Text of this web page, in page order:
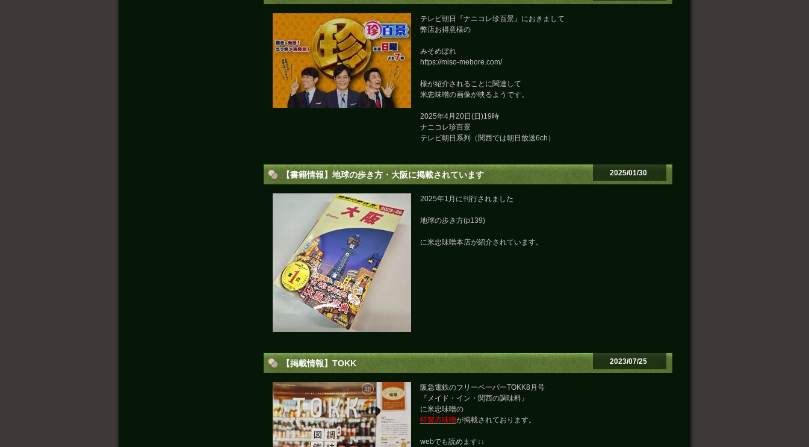
テレビ朝日『ナニコレ珍百景』におきまして
弊店お得意様の
みそめぼれ
https://miso-mebore.com/
様が紹介されることに関連して
米忠味噌の画像が映るようです。
2025年4月20日(日)19時
ナニコレ珍百景
テレビ朝日系列（関西では朝日放送6ch）
【書籍情報】地球の歩き方・大阪に掲載されています 2025/01/30
2025年1月に刊行されました
地球の歩き方(p139)
に米忠味噌本店が紹介されています。
【掲載情報】TOKK 2023/07/25
阪急電鉄のフリーペーパーTOKK8月号
『メイド・イン・関西の調味料』
に米忠味噌の
特製赤味噌が掲載されております。
webでも読めます↓↓